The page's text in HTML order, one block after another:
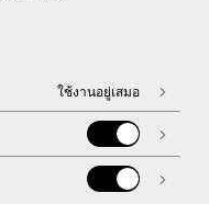
ใช้งานอยู่เสมอ